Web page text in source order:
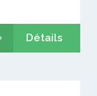
Détails